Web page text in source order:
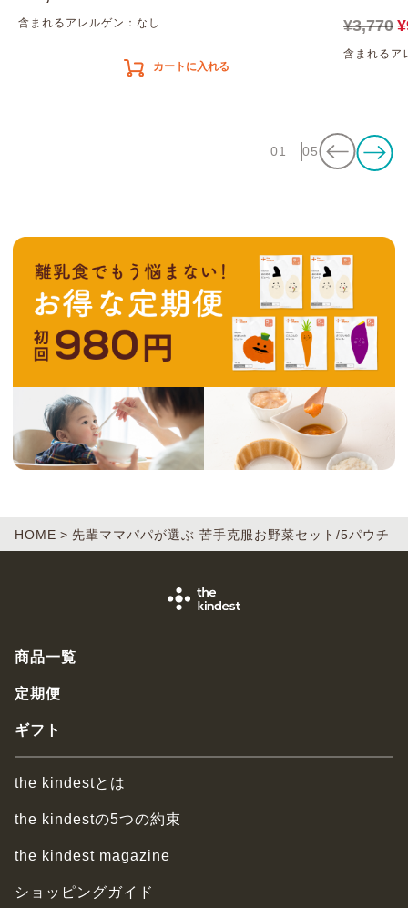
含まれるアレルゲン：なし
カートに入れる
¥3,770
含まれるア
01 05
HOME 先輩ママパパが選ぶ 苦手克服お野菜セット/5パウチ
商品一覧
定期便
ギフト
the kindestとは
the kindestの5つの約束
the kindest magazine
ショッピングガイド